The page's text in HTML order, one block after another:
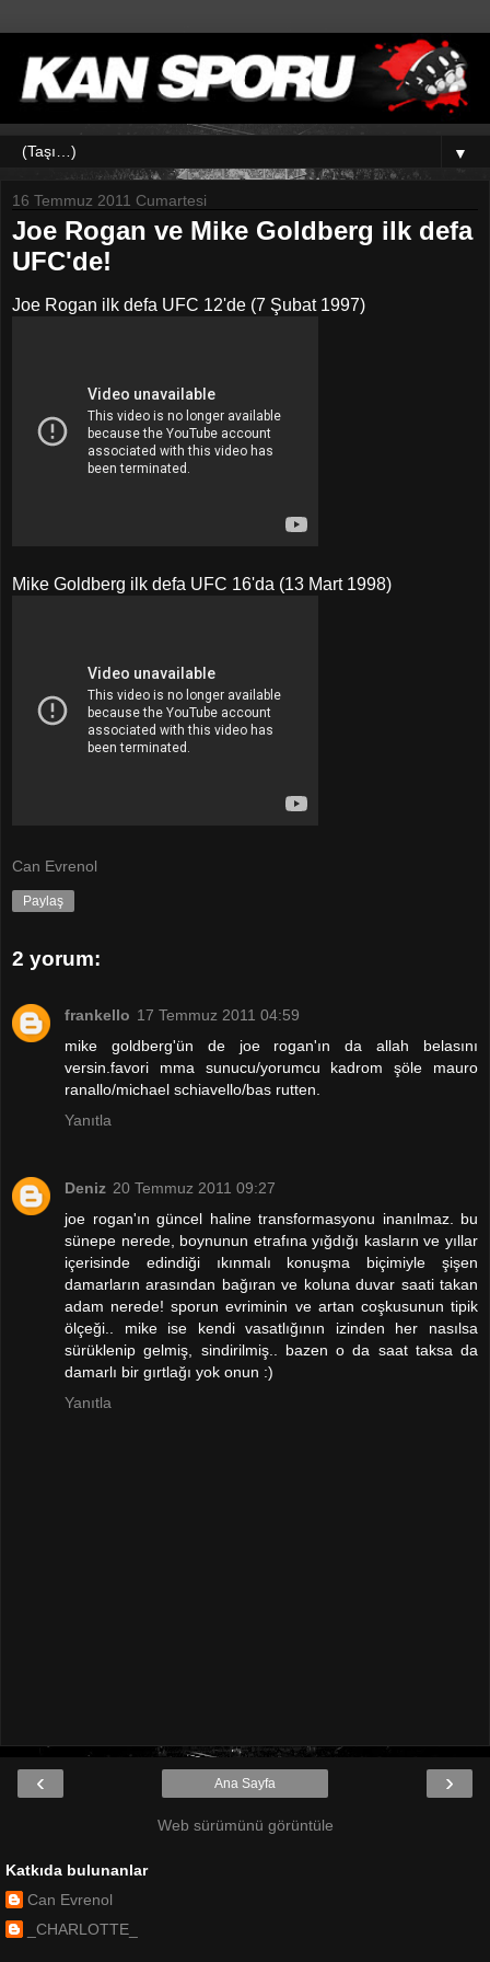
▼
16 Temmuz 2011 Cumartesi
Joe Rogan ve Mike Goldberg ilk defa
UFC'de!
Joe Rogan ilk defa UFC 12'de (7 Şubat 1997)
Mike Goldberg ilk defa UFC 16'da (13 Mart 1998)
Can Evrenol
Paylaş
2 yorum:
frankello 17 Temmuz 2011 04:59
mike goldberg'ün de joe rogan'ın da allah belasını
versin.favori mma sunucu/yorumcu kadrom şöle mauro
ranallo/michael schiavello/bas rutten.
Yanıtla
Deniz 20 Temmuz 2011 09:27
joe rogan'ın güncel haline transformasyonu inanılmaz. bu
sünepe nerede, boynunun etrafına yığdığı kasların ve yıllar
içerisinde edindiği ıkınmalı konuşma biçimiyle şişen
damarların arasından bağıran ve koluna duvar saati takan
adam nerede! sporun evriminin ve artan coşkusunun tipik
ölçeği.. mike ise kendi vasatlığının izinden her nasılsa
sürüklenip gelmiş, sindirilmiş.. bazen o da saat taksa da
damarlı bir gırtlağı yok onun :)
Yanıtla
‹ ›
Ana Sayfa
Web sürümünü görüntüle
Katkıda bulunanlar
Can Evrenol
_CHARLOTTE_